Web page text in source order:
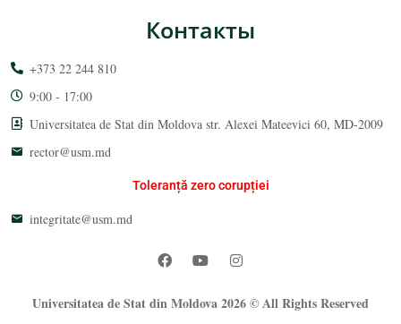
Контакты
+373 22 244 810
9:00 - 17:00
Universitatea de Stat din Moldova str. Alexei Mateevici 60, MD-2009
rector@usm.md
Toleranță zero corupției
integritate@usm.md
Universitatea de Stat din Moldova 2026 © All Rights Reserved